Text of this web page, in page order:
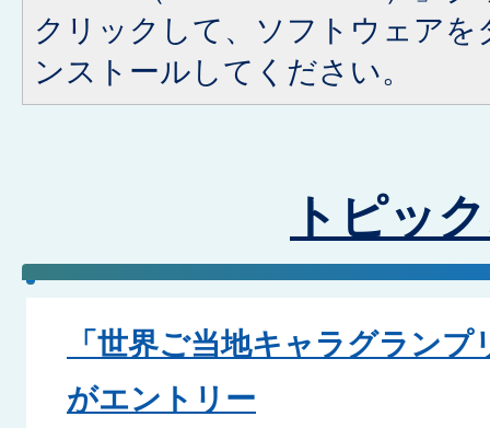
クリックして、ソフトウェア
ンストールしてください。
トピッ
「世界ご当地キャラグラン
がエントリー